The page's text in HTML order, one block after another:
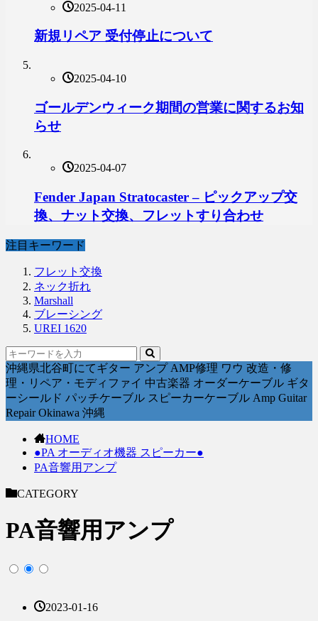
2025-04-11
新規リペア 受付停止について
2025-04-10
ゴールデンウィーク期間の営業に関するお知
らせ
2025-04-07
Fender Japan Stratocaster – ピックアップ交
換、ナット交換、フレットすり合わせ
注目キーワード
フレット交換
ネック折れ
Marshall
ブレーシング
UREI 1620
沖縄県北谷町にてギター アンプ AMP修理 ワウ 改造・修
理・リペア・モディファイ 中古楽器 オーダーケーブル ギタ
ーシールド パッチケーブル スピーカーケーブル Amp Guitar
Repair Okinawa 沖縄
HOME
●PA オーディオ機器 スピーカー●
PA音響用アンプ
CATEGORY
PA音響用アンプ
2023-01-16